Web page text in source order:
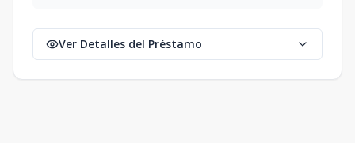
Ver Detalles del Préstamo